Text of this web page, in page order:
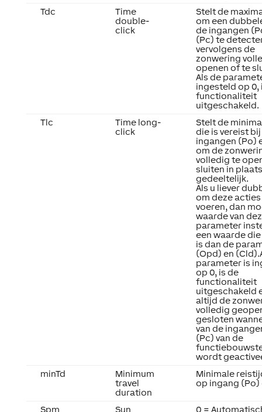
Tdc
Time
double-
click
Stelt de
om een
de ingangen
(Pc) te
vervolgens de
zonwering
openen of te
Als de
ingesteld op 0,
functionaliteit
uitgeschakeld.
Tlc
Time long-
click
Stelt de
die is vereist
ingangen (Po)
om de
volledig te
sluiten in
gedeeltelijk.
Als u liever
om deze
voeren, dan
waarde van
parameter
een waarde
is dan de
(Opd) en
parameter is
op 0, is de
functionaliteit
uitgeschakeld
altijd de
volledig
gesloten
van de
(Pc) van de
wordt
minTd
Minimum
travel
duration
Minimale
op ingang (Po)
Spm Sun 0 =